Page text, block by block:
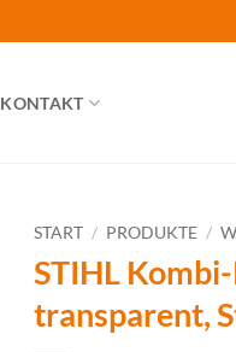
KONTAKT
START / PRODUKTE /
STIHL
transparent,